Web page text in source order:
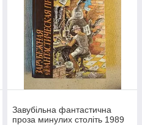
Завубільна фантастична
проза минулих століть 1989